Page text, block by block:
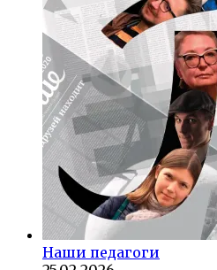
Наши педагоги